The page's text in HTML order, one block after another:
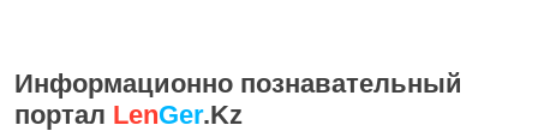
Информационно познавательный
портал LenGer.Kz